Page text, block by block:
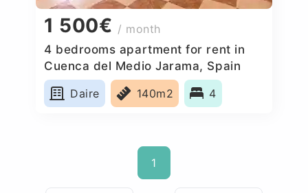
1 500€ / month
4 bedrooms apartment for rent in
Cuenca del Medio Jarama, Spain
Daire
140m2 4
1